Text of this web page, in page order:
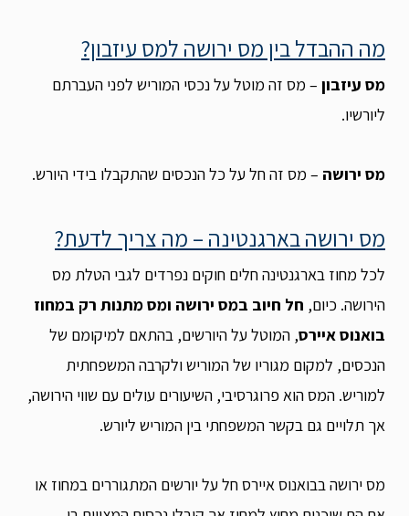
מה ההבדל בין מס ירושה למס עיזבון?
מס עיזבון – מס זה מוטל על נכסי המוריש לפני העברתם
ליורשיו.
מס ירושה – מס זה חל על כל הנכסים שהתקבלו בידי היורש.
מס ירושה בארגנטינה – מה צריך לדעת?
לכל מחוז בארגנטינה חלים חוקים נפרדים לגבי הטלת מס
הירושה. כיום, חל חיוב במס ירושה ומס מתנות רק במחוז
בואנוס איירס, המוטל על היורשים, בהתאם למיקומם של
הנכסים, למקום מגוריו של המוריש ולקרבה המשפחתית
למוריש. המס הוא פרוגרסיבי, השיעורים עולים עם שווי הירושה,
אך תלויים גם בקשר המשפחתי בין המוריש ליורש.
מס ירושה בבואנוס איירס חל על יורשים המתגוררים במחוז או